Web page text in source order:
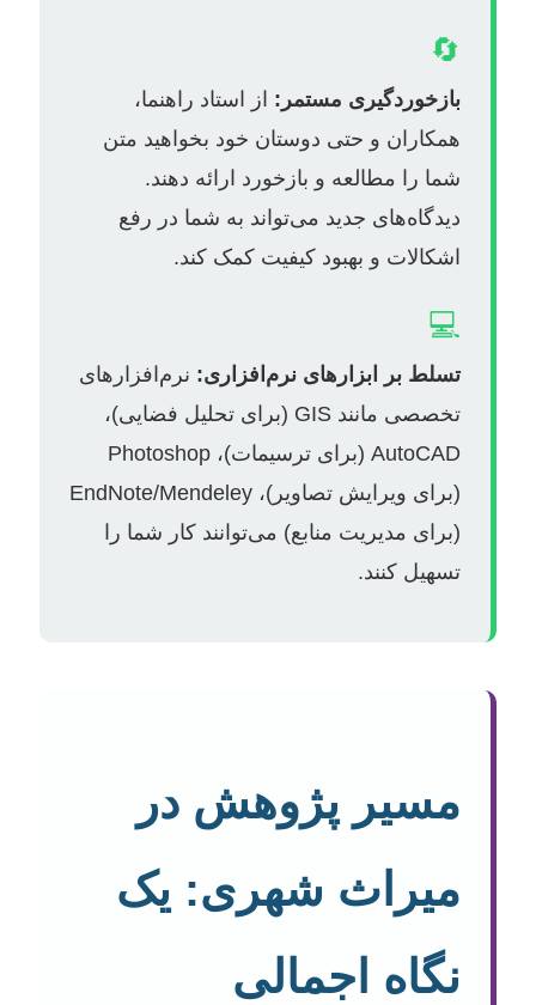
🔄
بازخوردگیری مستمر: از استاد راهنما،
همکاران و حتی دوستان خود بخواهید متن
شما را مطالعه و بازخورد ارائه دهند.
دیدگاه‌های جدید می‌تواند به شما در رفع
اشکالات و بهبود کیفیت کمک کند.
💻
تسلط بر ابزارهای نرم‌افزاری: نرم‌افزارهای
تخصصی مانند GIS (برای تحلیل فضایی)،
AutoCAD (برای ترسیمات)، Photoshop
(برای ویرایش تصاویر)، EndNote/Mendeley
(برای مدیریت منابع) می‌توانند کار شما را
تسهیل کنند.
مسیر پژوهش در
میراث شهری: یک
نگاه اجمالی